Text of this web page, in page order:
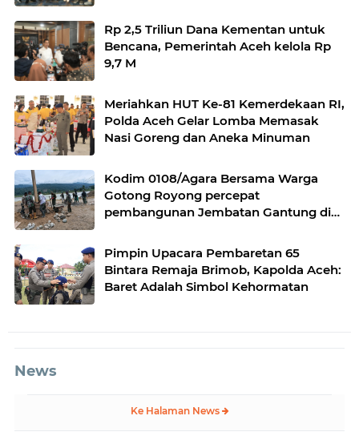
Rp 2,5 Triliun Dana Kementan untuk
Bencana, Pemerintah Aceh kelola Rp
9,7 M
Meriahkan HUT Ke-81 Kemerdekaan RI,
Polda Aceh Gelar Lomba Memasak
Nasi Goreng dan Aneka Minuman
Kodim 0108/Agara Bersama Warga
Gotong Royong percepat
pembangunan Jembatan Gantung di
Pimpin Upacara Pembaretan 65
Bintara Remaja Brimob, Kapolda Aceh:
Baret Adalah Simbol Kehormatan
News
Ke Halaman News